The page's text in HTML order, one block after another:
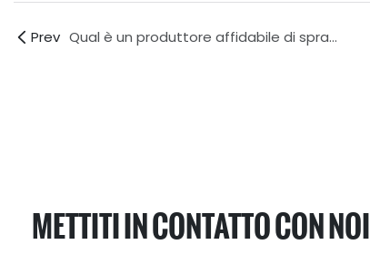
Prev Qual è un produttore affidabile di spray ritardanti per marchi privati?
METTITI IN CONTATTO CON NOI